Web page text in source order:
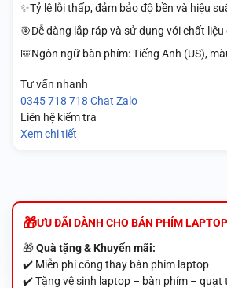
✨Tỷ lệ lỗi thấp, đảm bảo độ bền và hiệu
🎯Dễ dàng lắp ráp và sử dụng với chất liệu
⌨️Ngôn ngữ bàn phím: Tiếng Anh (US),
Tư vấn nhanh
0345 718 718 Chat Zalo
Liên hệ kiểm tra
Xem chi tiết
ƯU ĐÃI DÀNH CHO BÁN PHÍM LAPTOP
🎁Quà tặng & Khuyến mãi:
✔️ Miễn phí công thay bàn phím laptop
✔️ Tặng vệ sinh laptop – bàn phím – quạt